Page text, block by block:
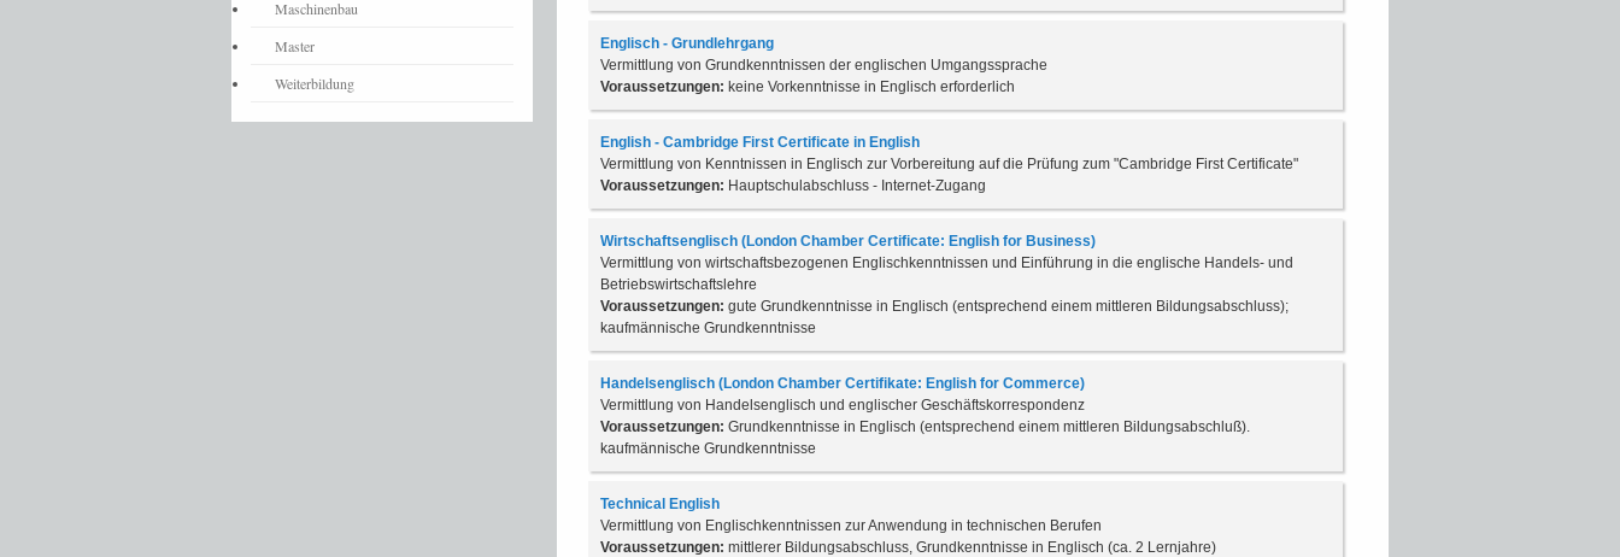
Englisch - Grundlehrgang
Vermittlung von Grundkenntnissen der englischen Umgangssprache
Voraussetzungen: keine Vorkenntnisse in Englisch erforderlich
English - Cambridge First Certificate in English
Vermittlung von Kenntnissen in Englisch zur Vorbereitung auf die Prüfung zum "Cambridge First Certificate"
Voraussetzungen: Hauptschulabschluss - Internet-Zugang
Wirtschaftsenglisch (London Chamber Certificate: English for Business)
Vermittlung von wirtschaftsbezogenen Englischkenntnissen und Einführung in die englische Handels- und
Betriebswirtschaftslehre
Voraussetzungen: gute Grundkenntnisse in Englisch (entsprechend einem mittleren Bildungsabschluss);
kaufmännische Grundkenntnisse
Handelsenglisch (London Chamber Certifikate: English for Commerce)
Vermittlung von Handelsenglisch und englischer Geschäftskorrespondenz
Voraussetzungen: Grundkenntnisse in Englisch (entsprechend einem mittleren Bildungsabschluß).
kaufmännische Grundkenntnisse
Technical English
Vermittlung von Englischkenntnissen zur Anwendung in technischen Berufen
Voraussetzungen: mittlerer Bildungsabschluss, Grundkenntnisse in Englisch (ca. 2 Lernjahre)
Maschinenbau
Master
Weiterbildung